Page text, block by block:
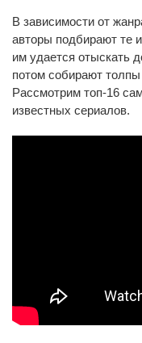
В зависимости от
авторы подбирают те
им удается отыскать
потом собирают
Рассмотрим топ-16
известных сериалов.